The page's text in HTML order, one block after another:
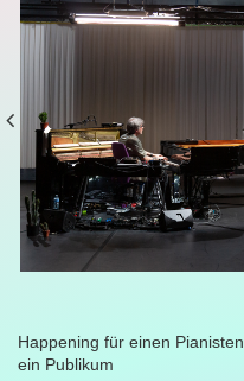
Happening für einen
ein Publikum